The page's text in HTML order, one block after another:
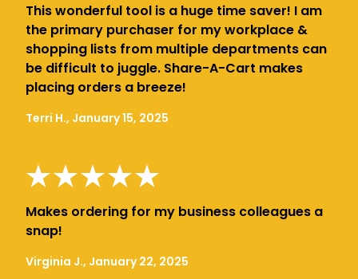
This wonderful tool is a huge time saver! I am
the primary purchaser for my workplace &
shopping lists from multiple departments can
be difficult to juggle. Share-A-Cart makes
placing orders a breeze!
Terri H., January 15, 2025
Makes ordering for my business colleagues a
snap!
Virginia J., January 22, 2025